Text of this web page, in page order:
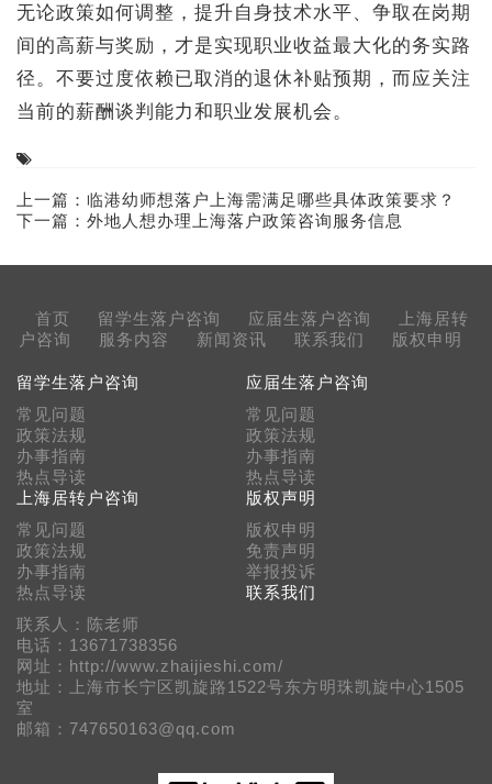
无论政策如何调整，提升自身技术水平、争取在岗期
间的高薪与奖励，才是实现职业收益最大化的务实路
径。不要过度依赖已取消的退休补贴预期，而应关注
当前的薪酬谈判能力和职业发展机会。
上一篇： 临港幼师想落户上海需满足哪些具体政策要求？
下一篇： 外地人想办理上海落户政策咨询服务信息
首页 留学生落户咨询 应届生落户咨询
上海居转
户咨询
服务内容 新闻资讯 联系我们 版权申明
留学生落户咨询
常见问题
政策法规
办事指南
热点导读
应届生落户咨询
常见问题
政策法规
办事指南
热点导读
上海居转户咨询
常见问题
政策法规
办事指南
热点导读
版权声明
版权申明
免责声明
举报投诉
联系我们
联系人：陈老师
电话：13671738356
网址：http://www.zhaijieshi.com/
地址：上海市长宁区凯旋路1522号东方明珠凯旋中心1505
室
邮箱：747650163@qq.com